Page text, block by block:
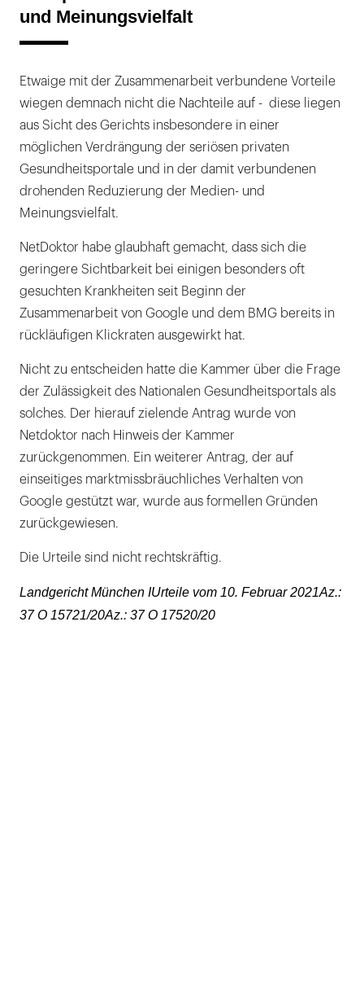
und Meinungsvielfalt
Etwaige mit der Zusammenarbeit verbundene Vorteile
wiegen demnach nicht die Nachteile auf - diese liegen
aus Sicht des Gerichts insbesondere in einer
möglichen Verdrängung der seriösen privaten
Gesundheitsportale und in der damit verbundenen
drohenden Reduzierung der Medien- und
Meinungsvielfalt.
NetDoktor habe glaubhaft gemacht, dass sich die
geringere Sichtbarkeit bei einigen besonders oft
gesuchten Krankheiten seit Beginn der
Zusammenarbeit von Google und dem BMG bereits in
rückläufigen Klickraten ausgewirkt hat.
Nicht zu entscheiden hatte die Kammer über die Frage
der Zulässigkeit des Nationalen Gesundheitsportals als
solches. Der hierauf zielende Antrag wurde von
Netdoktor nach Hinweis der Kammer
zurückgenommen. Ein weiterer Antrag, der auf
einseitiges marktmissbräuchliches Verhalten von
Google gestützt war, wurde aus formellen Gründen
zurückgewiesen.
Die Urteile sind nicht rechtskräftig.
Landgericht München IUrteile vom 10. Februar 2021Az.:
37 O 15721/20Az.: 37 O 17520/20